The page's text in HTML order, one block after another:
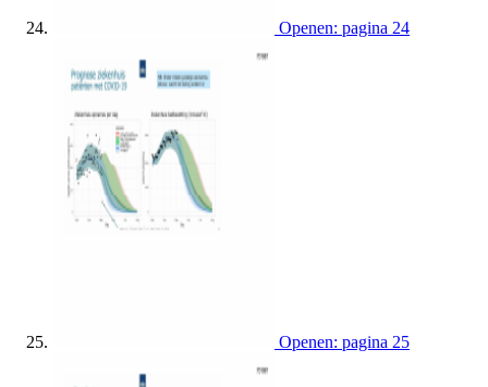
Openen: pagina 24
Openen: pagina 25